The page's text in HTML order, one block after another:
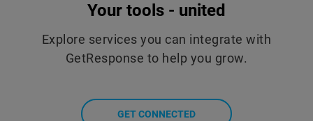
Your tools - united
Explore services you can integrate with
GetResponse to help you grow.
GET CONNECTED